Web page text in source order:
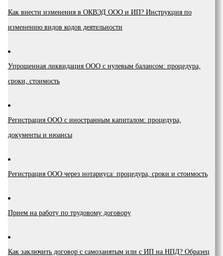
Как внести изменения в ОКВЭД ООО и ИП? Инструкция по
изменению видов кодов деятельности
Упрощенная ликвидация ООО с нулевым балансом: процедура,
сроки, стоимость
Регистрация ООО с иностранным капиталом: процедура,
документы и нюансы
Регистрация ООО через нотариуса: процедура, сроки и стоимость
Прием на работу по трудовому договору
Как заключить договор с самозанятым или с ИП на НПД? Образец